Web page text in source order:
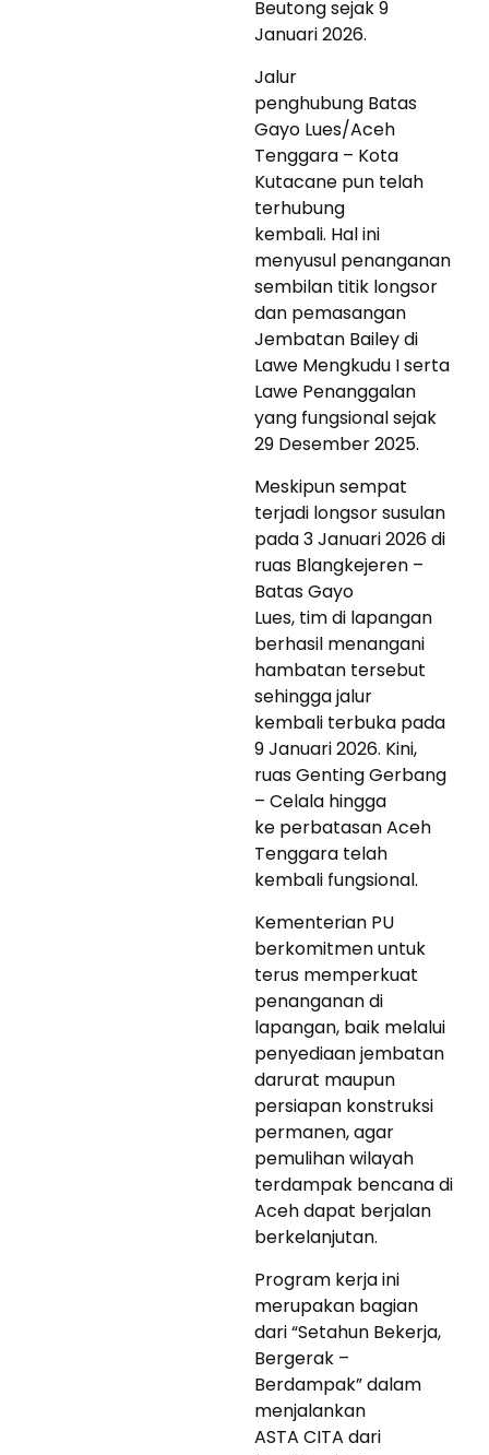
Beutong sejak 9
Januari 2026.
Jalur
penghubung Batas
Gayo Lues/Aceh
Tenggara – Kota
Kutacane pun telah
terhubung
kembali. Hal ini
menyusul penanganan
sembilan titik longsor
dan pemasangan
Jembatan Bailey di
Lawe Mengkudu I serta
Lawe Penanggalan
yang fungsional sejak
29 Desember 2025.
Meskipun sempat
terjadi longsor susulan
pada 3 Januari 2026 di
ruas Blangkejeren –
Batas Gayo
Lues, tim di lapangan
berhasil menangani
hambatan tersebut
sehingga jalur
kembali terbuka pada
9 Januari 2026. Kini,
ruas Genting Gerbang
– Celala hingga
ke perbatasan Aceh
Tenggara telah
kembali fungsional.
Kementerian PU
berkomitmen untuk
terus memperkuat
penanganan di
lapangan, baik melalui
penyediaan jembatan
darurat maupun
persiapan konstruksi
permanen, agar
pemulihan wilayah
terdampak bencana di
Aceh dapat berjalan
berkelanjutan.
Program kerja ini
merupakan bagian
dari “Setahun Bekerja,
Bergerak –
Berdampak” dalam
menjalankan
ASTA CITA dari